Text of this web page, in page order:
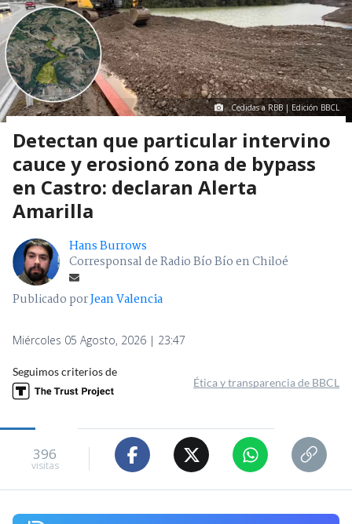
Cedidas a RBB | Edición BBCL
Detectan que particular intervino
cauce y erosionó zona de bypass
en Castro: declaran Alerta
Amarilla
Hans Burrows
Corresponsal de Radio Bío Bío en Chiloé
Publicado porJean Valencia
Miércoles 05 Agosto, 2026 | 23:47
Seguimos criterios de
Ética y transparencia de BBCL
396
visitas